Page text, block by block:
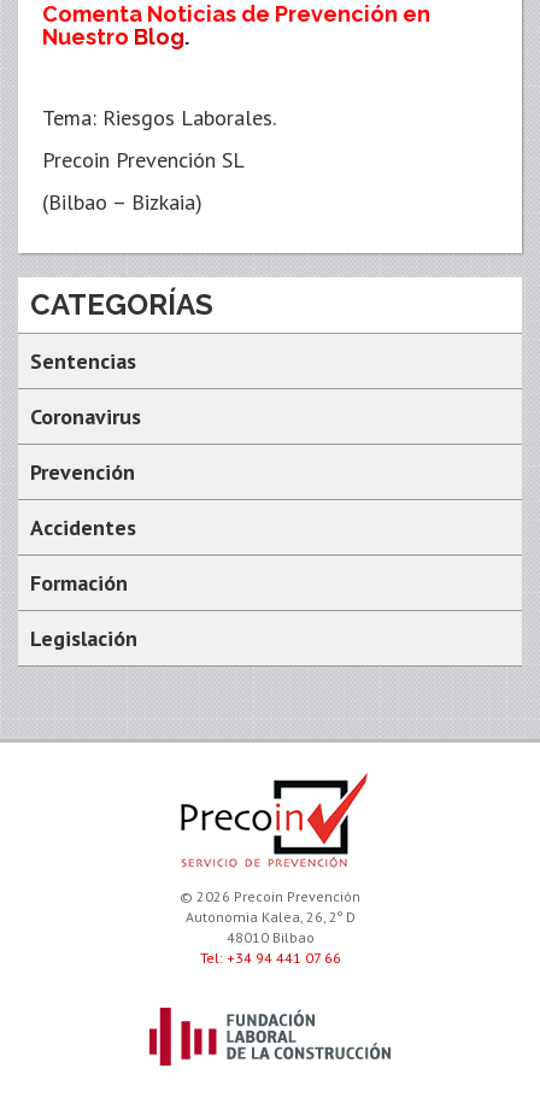
Comenta Noticias de Prevención en
Nuestro Blog.
Tema: Riesgos Laborales.
Precoin Prevención SL
(Bilbao – Bizkaia)
CATEGORÍAS
Sentencias
Coronavirus
Prevención
Accidentes
Formación
Legislación
© 2026 Precoin Prevención
Autonomia Kalea, 26, 2º D
48010 Bilbao
Tel: +34 94 441 07 66